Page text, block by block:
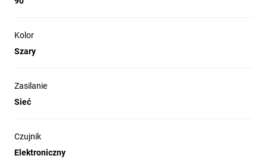
Kolor
Szary
Zasilanie
Sieć
Czujnik
Elektroniczny